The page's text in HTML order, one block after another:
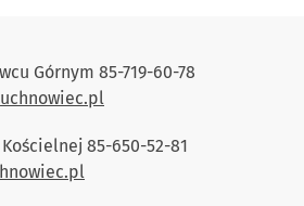
Górnym 85-719-60-78
85-650-52-81